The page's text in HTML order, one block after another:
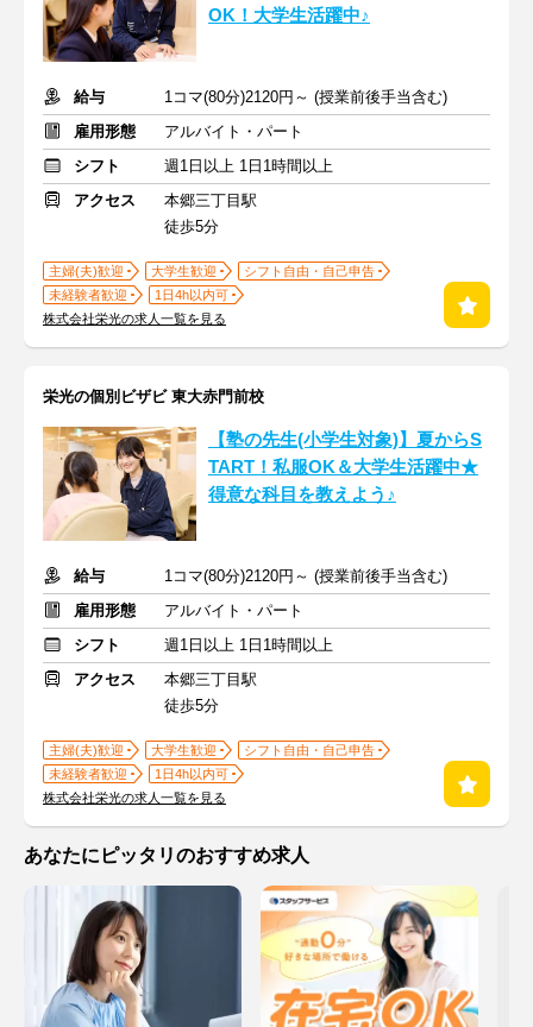
OK！大学生活躍中♪
給与
1コマ(80分)2120円～ (授業前後手当含む)
雇用形態
アルバイト・パート
シフト
週1日以上 1日1時間以上
アクセス
本郷三丁目駅
徒歩5分
主婦(夫)歓迎 大学生歓迎
シフト自由・自己申告
未経験者歓迎
1日4h以内可
株式会社栄光の求人一覧を見る
栄光の個別ビザビ 東大赤門前校
【塾の先生(小学生対象)】夏からS
TART！私服OK＆大学生活躍中★
得意な科目を教えよう♪
給与
1コマ(80分)2120円～ (授業前後手当含む)
雇用形態
アルバイト・パート
シフト
週1日以上 1日1時間以上
アクセス
本郷三丁目駅
徒歩5分
主婦(夫)歓迎 大学生歓迎
シフト自由・自己申告
未経験者歓迎
1日4h以内可
株式会社栄光の求人一覧を見る
あなたにピッタリのおすすめ求人